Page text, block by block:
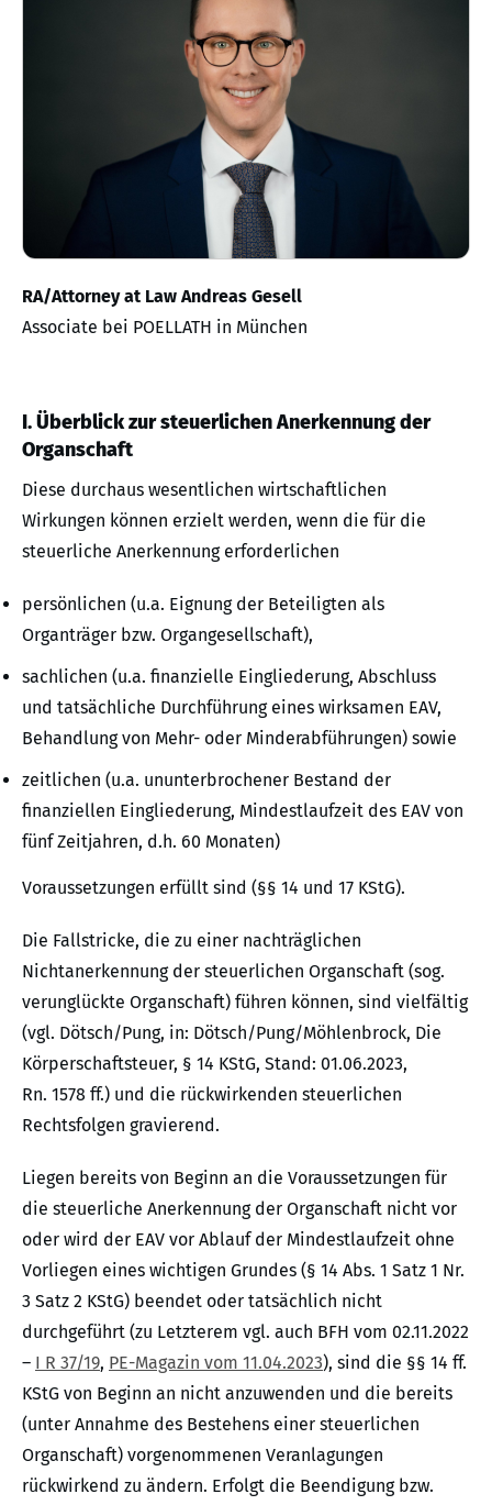
RA/Attorney at Law Andreas Gesell
Associate bei POELLATH in München
I. Überblick zur steuerlichen Anerkennung der
Organschaft
Diese durchaus wesentlichen wirtschaftlichen
Wirkungen können erzielt werden, wenn die für die
steuerliche Anerkennung erforderlichen
persönlichen (u.a. Eignung der Beteiligten als
Organträger bzw. Organgesellschaft),
sachlichen (u.a. finanzielle Eingliederung, Abschluss
und tatsächliche Durchführung eines wirksamen EAV,
Behandlung von Mehr- oder Minderabführungen) sowie
zeitlichen (u.a. ununterbrochener Bestand der
finanziellen Eingliederung, Mindestlaufzeit des EAV von
fünf Zeitjahren, d.h. 60 Monaten)
Voraussetzungen erfüllt sind (§§ 14 und 17 KStG).
Die Fallstricke, die zu einer nachträglichen
Nichtanerkennung der steuerlichen Organschaft (sog.
verunglückte Organschaft) führen können, sind vielfältig
(vgl. Dötsch/Pung, in: Dötsch/Pung/Möhlenbrock, Die
Körperschaftsteuer, § 14 KStG, Stand: 01.06.2023,
Rn. 1578 ff.) und die rückwirkenden steuerlichen
Rechtsfolgen gravierend.
Liegen bereits von Beginn an die Voraussetzungen für
die steuerliche Anerkennung der Organschaft nicht vor
oder wird der EAV vor Ablauf der Mindestlaufzeit ohne
Vorliegen eines wichtigen Grundes (§ 14 Abs. 1 Satz 1 Nr.
3 Satz 2 KStG) beendet oder tatsächlich nicht
durchgeführt (zu Letzterem vgl. auch BFH vom 02.11.2022
– I R 37/19, PE-Magazin vom 11.04.2023), sind die §§ 14 ff.
KStG von Beginn an nicht anzuwenden und die bereits
(unter Annahme des Bestehens einer steuerlichen
Organschaft) vorgenommenen Veranlagungen
rückwirkend zu ändern. Erfolgt die Beendigung bzw.